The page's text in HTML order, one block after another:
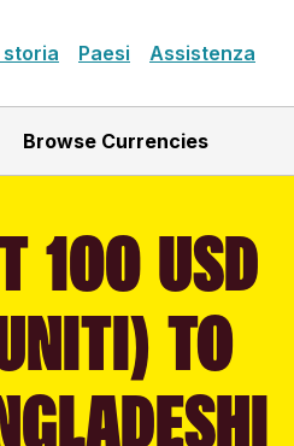
storia Paesi Assistenza
Browse Currencies
100 USD
TO